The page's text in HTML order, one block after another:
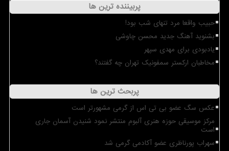
پربیننده ترین ها
حبیب واقعا مرد تنهای شب بود!
بشنوید آهنگ جدید محسن چاوشی
یادبودی برای مهدی سپهر
مخاطبان ارکستر سمفونیک تهران چه گفتند؟
پربحث ترین ها
عکس سگ عضو بی تی اس از گرمی مشهورتر است
مرکز موسیقی حوزه هنری آلبوم منتشر نمود شنیدن آسمان جاری
است
سهراب پورناظری عضو آکادمی گرمی شد